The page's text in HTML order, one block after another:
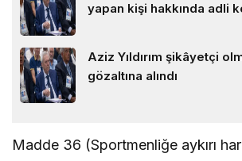
yapan kişi hakkında adli
Aziz Yıldırım şikâyetçi
gözaltına alındı
Madde 36 (Sportmenliğe aykırı